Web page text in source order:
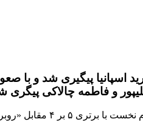
جهان چهارشنبه شب در سالن ۱۵ هزار نفری «ویزینک» مادرید
و فاطمه چالاکی پیگری
در وزن ۶۰- کیلوگرم، امیر مهدی‌زاده در چهارمین حضور